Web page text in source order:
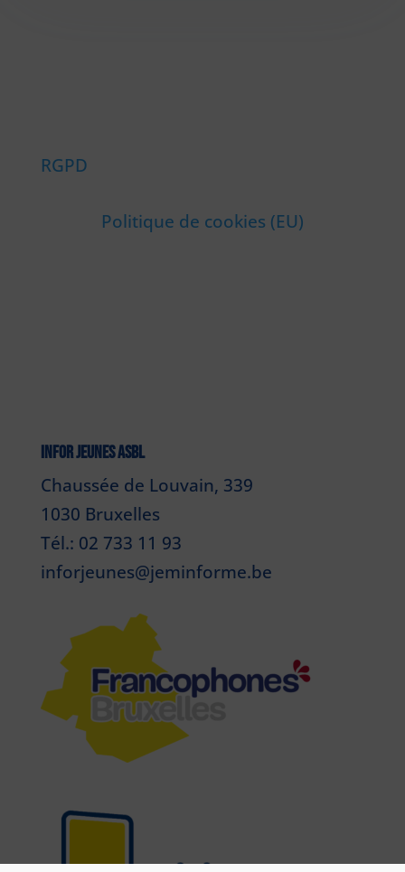
RGPD
Politique de cookies (EU)
INFOR JEUNES ASBL
Chaussée de Louvain, 339
1030 Bruxelles
Tél.: 02 733 11 93
inforjeunes@jeminforme.be